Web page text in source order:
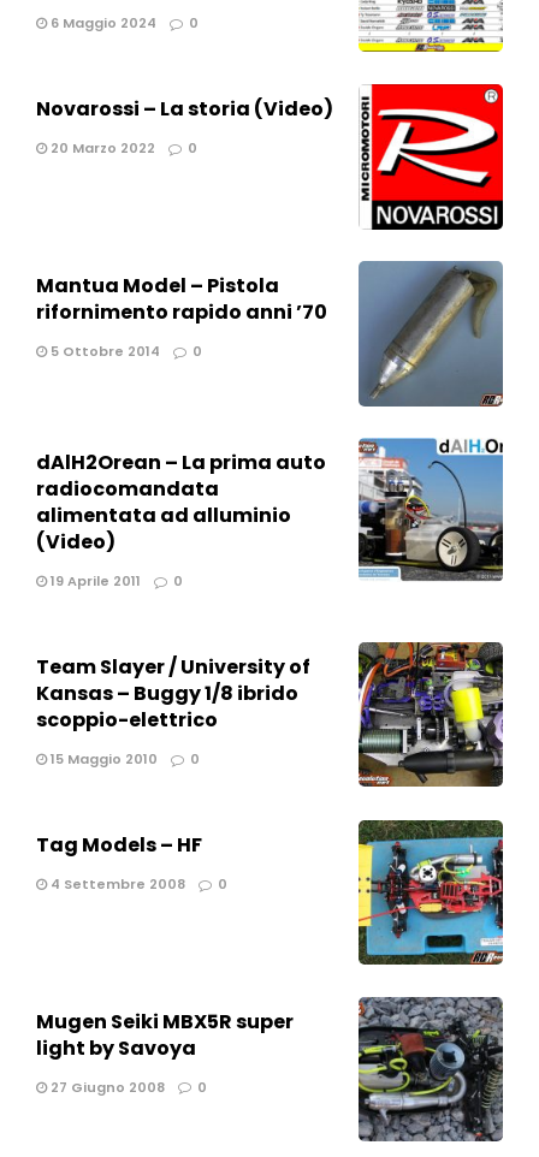
6 Maggio 2024 0
Novarossi – La storia (Video)
20 Marzo 2022 0
Mantua Model – Pistola
rifornimento rapido anni ’70
5 Ottobre 2014 0
dAlH2Orean – La prima auto
radiocomandata
alimentata ad alluminio
(Video)
19 Aprile 2011 0
Team Slayer / University of
Kansas – Buggy 1/8 ibrido
scoppio-elettrico
15 Maggio 2010 0
Tag Models – HF
4 Settembre 2008 0
Mugen Seiki MBX5R super
light by Savoya
27 Giugno 2008 0